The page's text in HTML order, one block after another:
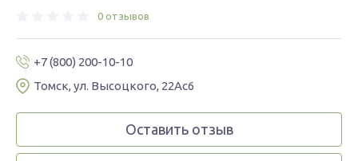
0 отзывов
+7 (800) 200-10-10
Томск, ул. Высоцкого, 22Ас6
Оставить отзыв